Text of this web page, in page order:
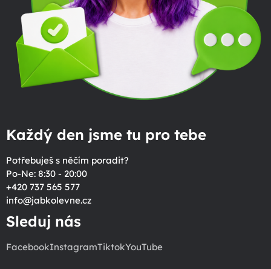
Každý den jsme tu pro tebe
Potřebuješ s něčím poradit?
Po-Ne: 8:30 - 20:00
+420 737 565 577
info@jabkolevne.cz
Sleduj nás
FacebookInstagramTiktokYouTube